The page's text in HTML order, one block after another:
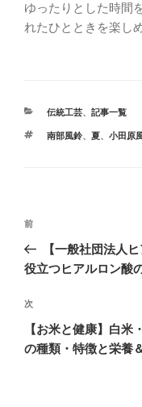
ゆったりとした時間
れたひとときを楽し
伝統工芸、 記事一覧
南部風鈴、 夏、 小田原
前
【一般社団法人
役立つヒアルロン酸
次
【お米と健康】白
の種類・特徴と栄養